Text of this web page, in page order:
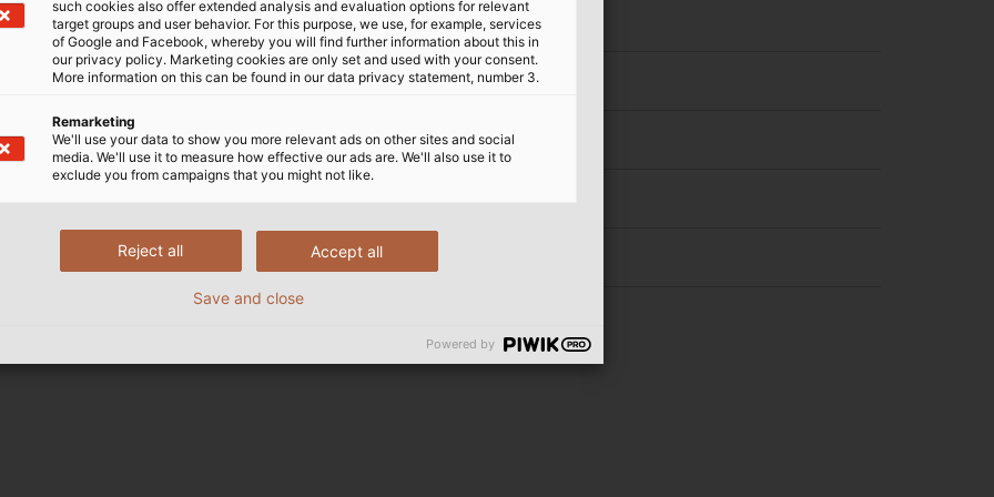
(tại 100 MHz)
tốc ánh sáng)
trễ tối đa 10 ns/100m
(di động); -40°C đến +80°C (cố định)
(di động); 4 x đường kính (cố định)
BROADCAST FLEX
such cookies also offer extended analysis and evaluation options for relevant
target groups and user behavior. For this purpose, we use, for example, services
of Google and Facebook, whereby you will find further information about this in
our privacy policy. Marketing cookies are only set and used with your consent.
More information on this can be found in our data privacy statement, number 3.
Remarketing
We'll use your data to show you more relevant ads on other sites and social
media. We'll use it to measure how effective our ads are. We'll also use it to
exclude you from campaigns that you might not like.
Accept all
Reject all
Save and close
Powered by